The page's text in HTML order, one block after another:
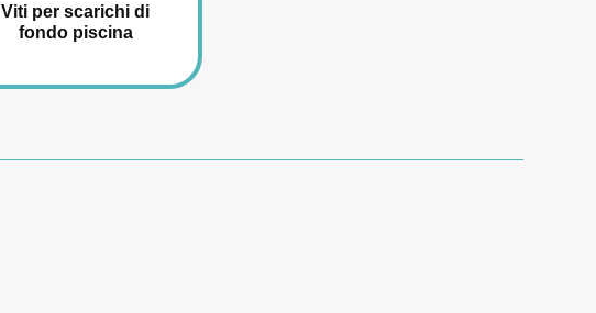
Viti per scarichi di
fondo piscina